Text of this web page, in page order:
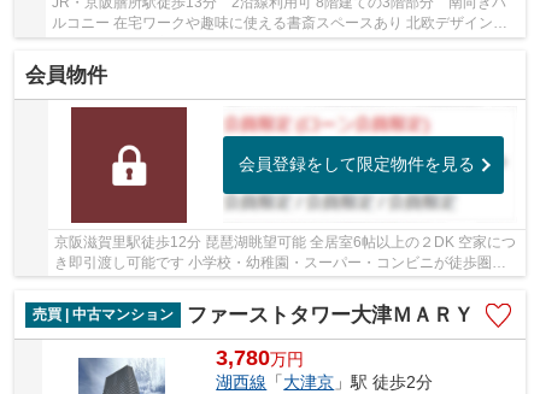
ルコニー 在宅ワークや趣味に使える書斎スペースあり 北欧デザインの
リノベーション済みです
会員物件
会員登録をして限定物件を見る
京阪滋賀里駅徒歩12分 琵琶湖眺望可能 全居室6帖以上の２DK 空家につ
き即引渡し可能です 小学校・幼稚園・スーパー・コンビニが徒歩圏内
売買 | 中古マンション
ファーストタワー大津ＭＡＲＹ
3,780万円
湖西線 「大津京 」駅 徒歩2分